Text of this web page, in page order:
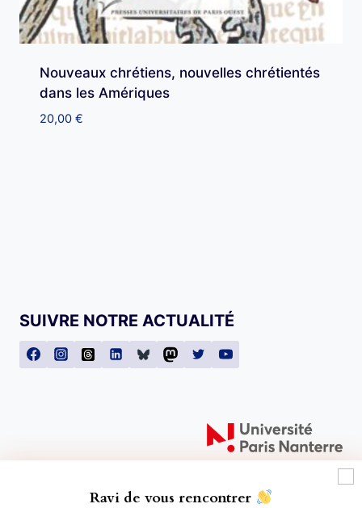
Ravi de vous rencontrer
Nouveaux chrétiens, nouvelles chrétientés
dans les Amériques
20,00 €
SUIVRE NOTRE ACTUALITÉ